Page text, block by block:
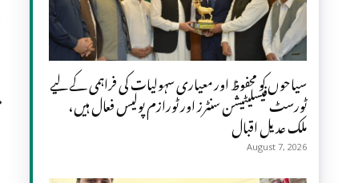
سیاحوں کو محفوظ اور معیاری سہولیات کی فراہمی کے لیے
ٹورسٹ فیسلیٹیشن سنٹرز اور ٹورازم پولیس فعال ہیں،
ملک عدیل اقبال
August 7, 2026